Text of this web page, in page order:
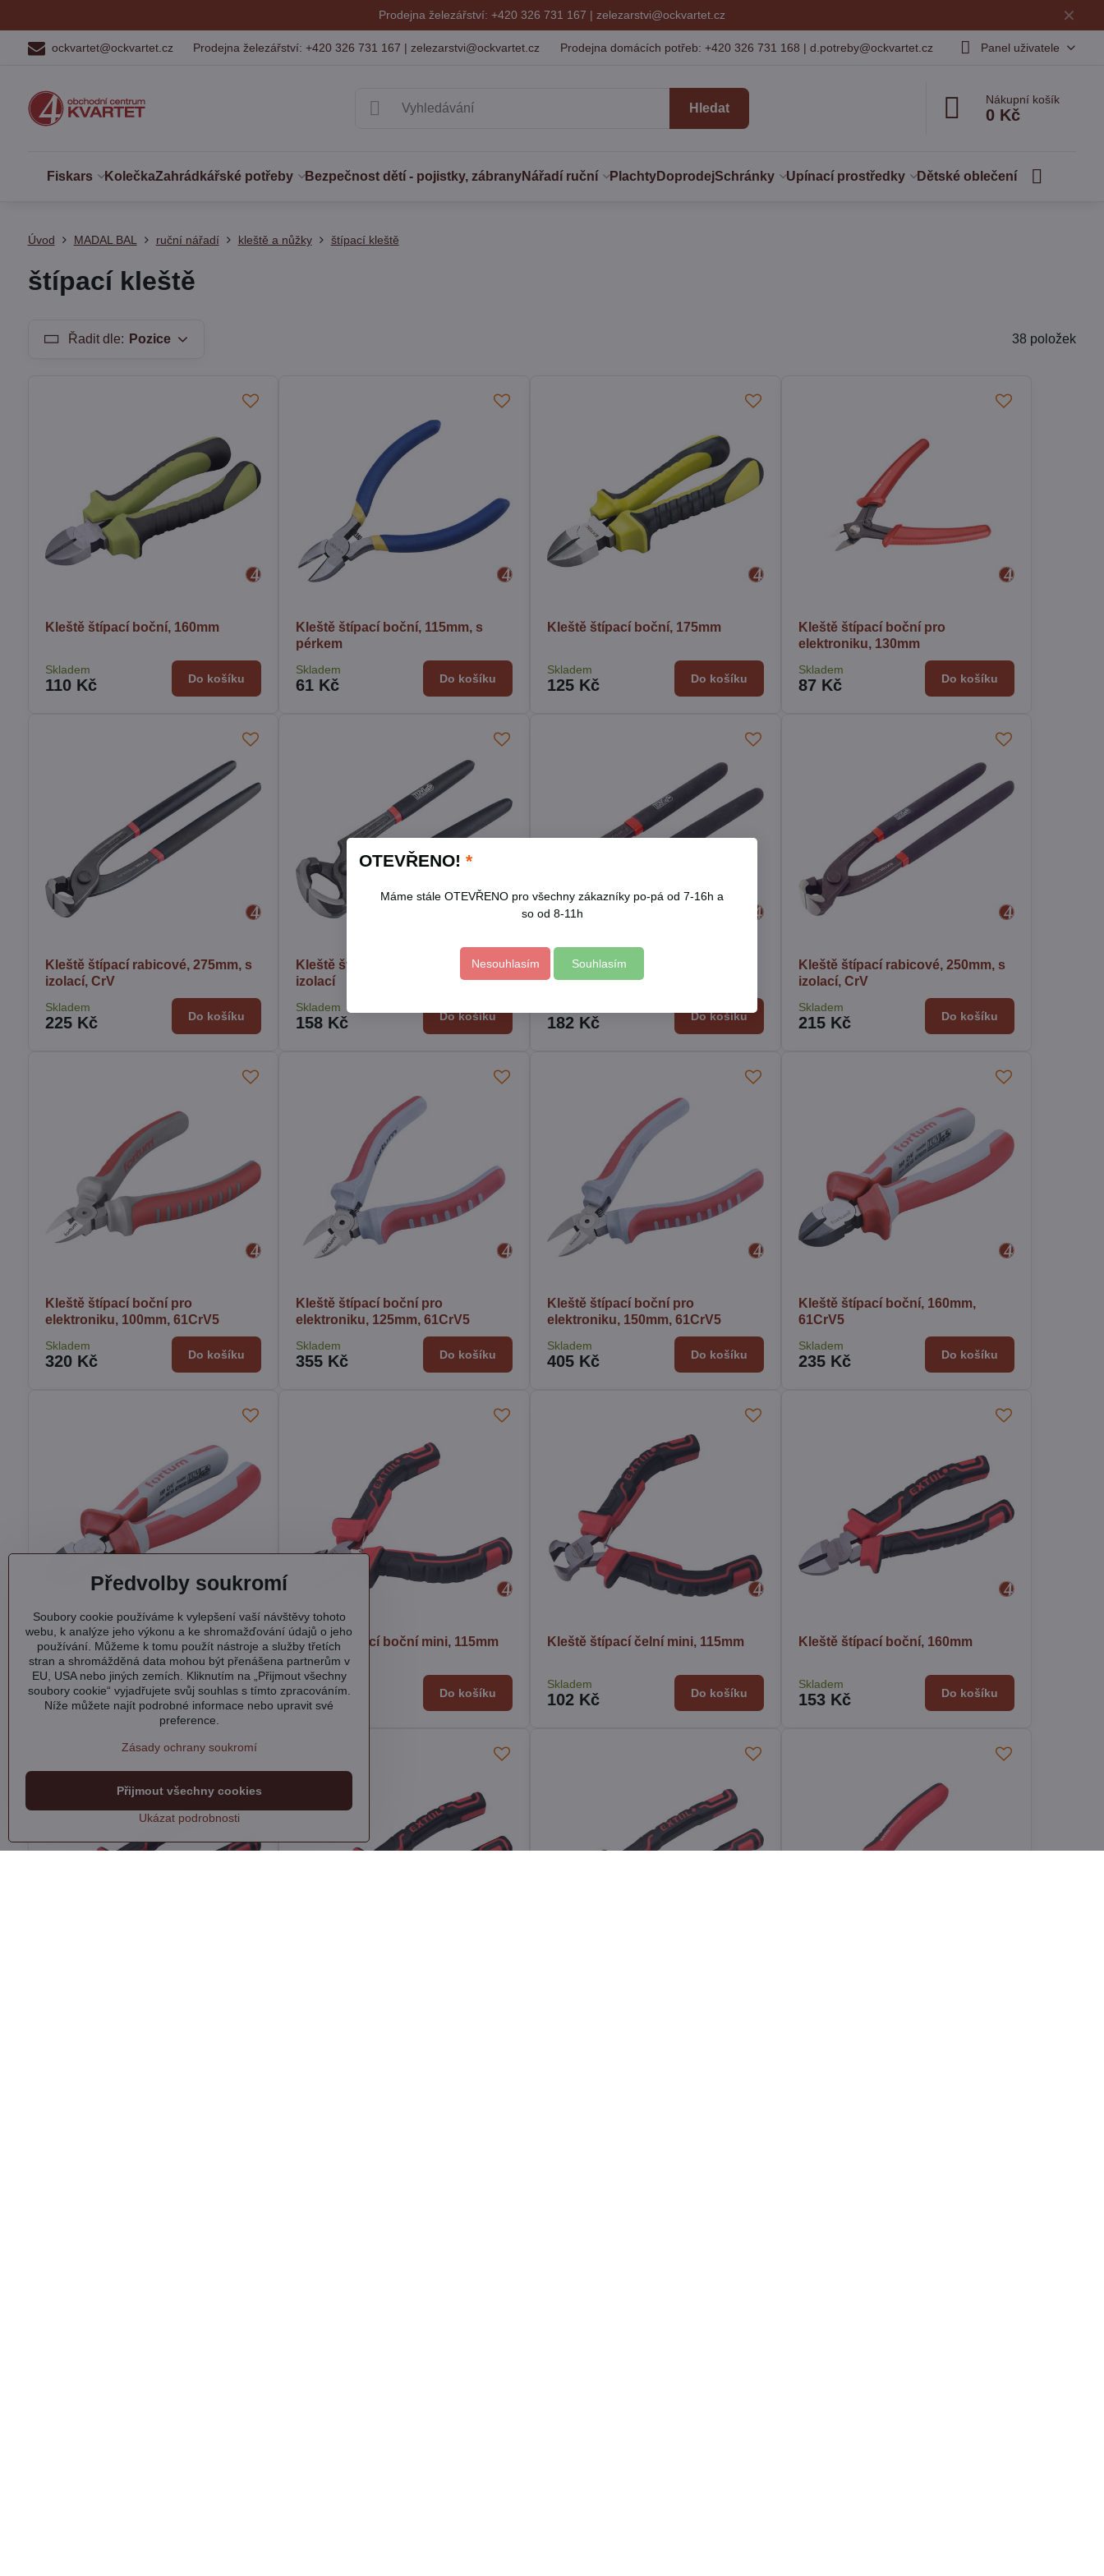
✕
Prodejna železářství: +420 326 731 167 | zelezarstvi@ockvartet.cz
ockvartet@ockvartet.cz Prodejna železářství: +420 326 731 167 | zelezarstvi@ockvartet.cz Prodejna domácích potřeb: +420 326 731 168 | d.potreby@ockvartet.cz Panel uživatele
Hledat
Nákupní košík
0 Kč
Fiskars KolečkaZahrádkářské potřeby Bezpečnost dětí - pojistky, zábranyNářadí ruční PlachtyDoprodejSchránky Upínací prostředky Dětské oblečení
Úvod MADAL BAL ruční nářadí kleště a nůžky štípací kleště
štípací kleště
Řadit dle: Pozice 38 položek
Kleště štípací boční, 160mm
Skladem
110 Kč Do košíku
Kleště štípací boční, 115mm, s
pérkem
Skladem
61 Kč Do košíku
Kleště štípací boční, 175mm
Skladem
125 Kč Do košíku
Kleště štípací boční pro
elektroniku, 130mm
Skladem
87 Kč Do košíku
Kleště štípací rabicové, 275mm, s
izolací, CrV
Skladem
225 Kč Do košíku
Kleště štípací čelní, 180mm, s
izolací
Skladem
158 Kč Do košíku
Kleště štípací čelní, 200mm, s
izolací
182 Kč Do košíku
Kleště štípací rabicové, 250mm, s
izolací, CrV
Skladem
215 Kč Do košíku
Kleště štípací boční pro
elektroniku, 100mm, 61CrV5
Skladem
320 Kč Do košíku
Kleště štípací boční pro
elektroniku, 125mm, 61CrV5
Skladem
355 Kč Do košíku
Kleště štípací boční pro
elektroniku, 150mm, 61CrV5
Skladem
405 Kč Do košíku
Kleště štípací boční, 160mm,
61CrV5
Skladem
235 Kč Do košíku
Kleště štípací boční, 180mm,
61CrV5
Skladem
255 Kč Do košíku
Kleště štípací boční mini, 115mm
Skladem
102 Kč Do košíku
Kleště štípací čelní mini, 115mm
Skladem
102 Kč Do košíku
Kleště štípací boční, 160mm
Skladem
153 Kč Do košíku
Předvolby soukromí
Soubory cookie používáme k vylepšení vaší návštěvy tohoto
webu, k analýze jeho výkonu a ke shromažďování údajů o jeho
používání. Můžeme k tomu použít nástroje a služby třetích
stran a shromážděná data mohou být přenášena partnerům v
EU, USA nebo jiných zemích. Kliknutím na „Přijmout všechny
soubory cookie“ vyjadřujete svůj souhlas s tímto zpracováním.
Níže můžete najít podrobné informace nebo upravit své
preference.
Zásady ochrany soukromí
Ukázat podrobnosti
Přijmout všechny cookies
OTEVŘENO! *
Máme stále OTEVŘENO pro všechny zákazníky po-pá od 7-16h a
so od 8-11h
Nesouhlasím Souhlasím